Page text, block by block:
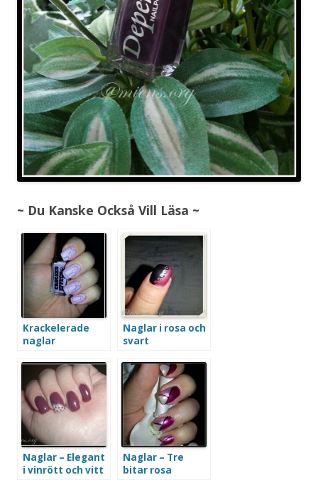
~ Du Kanske Också Vill Läsa ~
Krackelerade
naglar
Naglar i rosa och
svart
Naglar – Elegant
i vinrött och vitt
Naglar – Tre
bitar rosa